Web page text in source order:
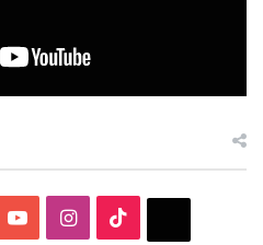
YouTubeInstagram